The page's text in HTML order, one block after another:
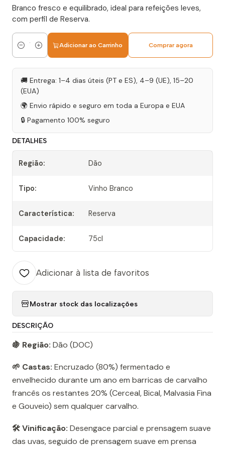
Branco fresco e equilibrado, ideal para refeições leves,
com perfil de Reserva.
Quantidade
Adicionar ao Carrinho Comprar agora
🚚 Entrega: 1–4 dias úteis (PT e ES), 4–9 (UE), 15–20
(EUA)
🌍 Envio rápido e seguro em toda a Europa e EUA
🔒 Pagamento 100% seguro
DETALHES
Região: Dão
Tipo: Vinho Branco
Característica: Reserva
Capacidade: 75cl
Adicionar à lista de favoritos
Mostrar stock das localizações
DESCRIÇÃO
🍇 Região: Dão (DOC)
🌱 Castas: Encruzado (80%) fermentado e
envelhecido durante um ano em barricas de carvalho
francês os restantes 20% (Cerceal, Bical, Malvasia Fina
e Gouveio) sem qualquer carvalho.
🛠️ Vinificação: Desengace parcial e prensagem suave
das uvas, seguido de prensagem suave em prensa